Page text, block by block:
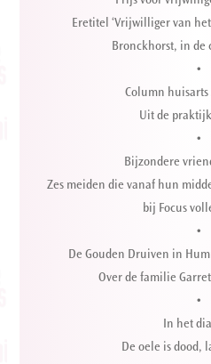
Eretitel ‘Vrijwilliger van het
Bronckhorst, in de
•
Column huisarts
Uit de
•
Bijzondere
Zes meiden die vanaf hun
bij Focus
•
De Gouden Druiven in
Over de familie
•
In het
De oele is dood,